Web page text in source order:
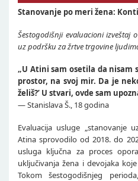
Stanovanje po meri žena:
Šestogodišnji evaluacioni izveštaj
uz podršku za žrtve trgovine
„U Atini sam osetila da nisam
prostor, na svoj mir. Da je
želiš?’ U stvari, ovde sam
— Stanislava Š., 18 godina
Evaluacija usluge „stanovanje
Atina sprovodilo od 2018. do
usluga ključna za proces
uključivanja žena i devojaka
Tokom šestogodišnjeg